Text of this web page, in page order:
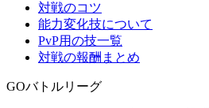
対戦のコツ
能力変化技について
PvP用の技一覧
対戦の報酬まとめ
GOバトルリーグ